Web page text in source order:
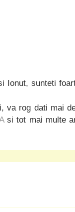
Ionut, sunteti
va rog dati mai
si tot mai multe